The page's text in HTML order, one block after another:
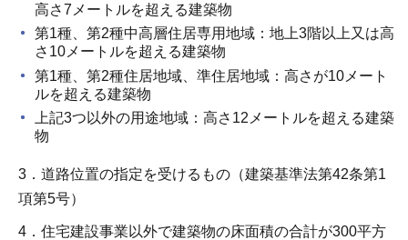
高さ7メートルを超える建築物
第1種、第2種中高層住居専用地域：地上3階以上又は高
さ10メートルを超える建築物
第1種、第2種住居地域、準住居地域：高さが10メート
ルを超える建築物
上記3つ以外の用途地域：高さ12メートルを超える建築
物
3．道路位置の指定を受けるもの（建築基準法第42条第1
項第5号）
4．住宅建設事業以外で建築物の床面積の合計が300平方